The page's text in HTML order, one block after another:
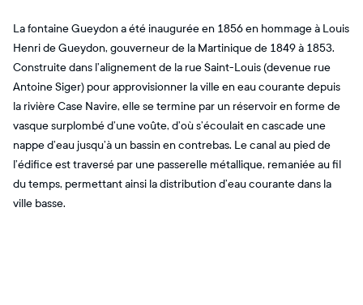
La fontaine Gueydon a été inaugurée en 1856 en hommage à Louis
Henri de Gueydon, gouverneur de la Martinique de 1849 à 1853.
Construite dans l’alignement de la rue Saint-Louis (devenue rue
Antoine Siger) pour approvisionner la ville en eau courante depuis
la rivière Case Navire, elle se termine par un réservoir en forme de
vasque surplombé d’une voûte, d’où s’écoulait en cascade une
nappe d’eau jusqu’à un bassin en contrebas. Le canal au pied de
l’édifice est traversé par une passerelle métallique, remaniée au fil
du temps, permettant ainsi la distribution d’eau courante dans la
ville basse.